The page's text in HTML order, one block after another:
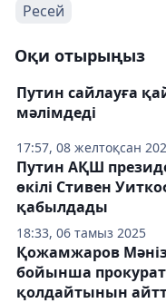
Ресей
Оқи отырыңыз
17:57, 08 желтоқсан
Путин сайлауға
мәлімдеді
18:33, 06 тамыз 2025
Путин АҚШ
өкілі Стивен
қабылдады
Қожамжаров
бойынша
қолдайтынын